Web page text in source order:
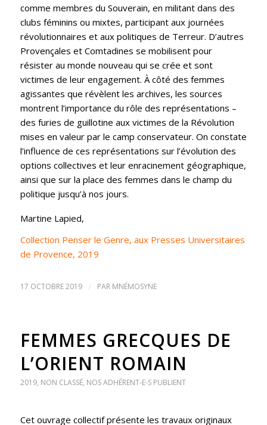
comme membres du Souverain, en militant dans des
clubs féminins ou mixtes, participant aux journées
révolutionnaires et aux politiques de Terreur. D’autres
Provençales et Comtadines se mobilisent pour
résister au monde nouveau qui se crée et sont
victimes de leur engagement. À côté des femmes
agissantes que révèlent les archives, les sources
montrent l’importance du rôle des représentations –
des furies de guillotine aux victimes de la Révolution
mises en valeur par le camp conservateur. On constate
l’influence de ces représentations sur l’évolution des
options collectives et leur enracinement géographique,
ainsi que sur la place des femmes dans le champ du
politique jusqu’à nos jours.
Martine Lapied,
Collection Penser le Genre, aux Presses Universitaires
de Provence, 2019
17 OCTOBRE 2019 / PAR MNÉMOSYNE
FEMMES GRECQUES DE
L’ORIENT ROMAIN
2019, NON CLASSÉ, NOS ADHÉRENT-E-S PUBLIENT
Cet ouvrage collectif présente les travaux originaux